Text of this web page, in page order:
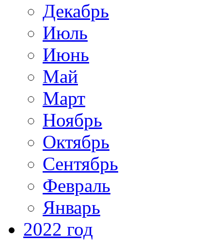
Декабрь
Июль
Июнь
Май
Март
Ноябрь
Октябрь
Сентябрь
Февраль
Январь
2022 год